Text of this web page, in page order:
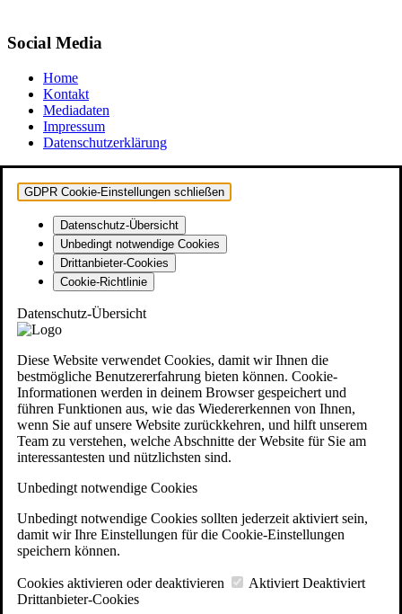
Social Media
Home
Kontakt
Mediadaten
Impressum
Datenschutzerklärung
GDPR Cookie-Einstellungen schließen
Datenschutz-Übersicht
Unbedingt notwendige Cookies
Drittanbieter-Cookies
Cookie-Richtlinie
Datenschutz-Übersicht
Diese Website verwendet Cookies, damit wir Ihnen die
bestmögliche Benutzererfahrung bieten können. Cookie-
Informationen werden in deinem Browser gespeichert und
führen Funktionen aus, wie das Wiedererkennen von Ihnen,
wenn Sie auf unsere Website zurückkehren, und hilft unserem
Team zu verstehen, welche Abschnitte der Website für Sie am
interessantesten und nützlichsten sind.
Unbedingt notwendige Cookies
Unbedingt notwendige Cookies sollten jederzeit aktiviert sein,
damit wir Ihre Einstellungen für die Cookie-Einstellungen
speichern können.
Cookies aktivieren oder deaktivieren Aktiviert Deaktiviert
Drittanbieter-Cookies